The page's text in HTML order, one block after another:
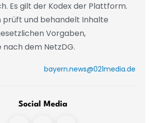
Es gilt der Kodex der Plattform.
prüft und behandelt Inhalte
Vorgaben,
dem NetzDG.
bayern.news@021media.de
Social Media